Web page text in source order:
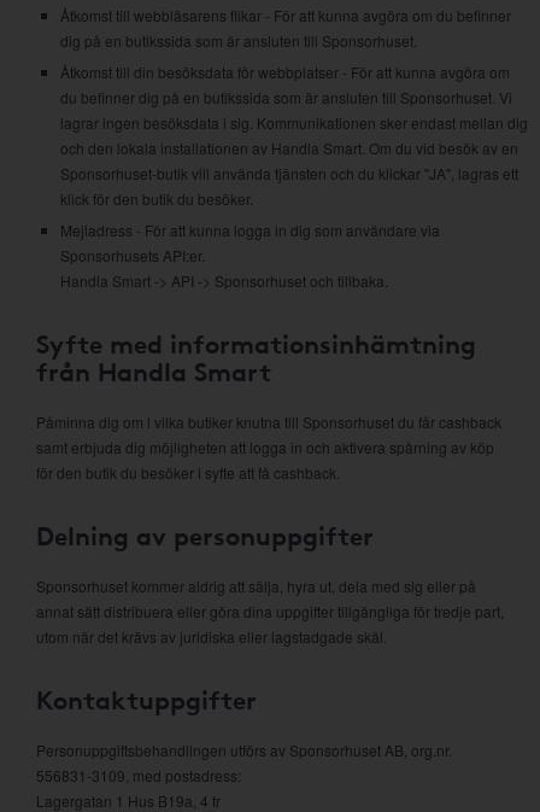
Åtkomst till webbläsarens flikar - För att kunna avgöra om du befinner
dig på en butikssida som är ansluten till Sponsorhuset.
Åtkomst till din besöksdata för webbplatser - För att kunna avgöra om
du befinner dig på en butikssida som är ansluten till Sponsorhuset. Vi
lagrar ingen besöksdata i sig. Kommunikationen sker endast mellan dig
och den lokala installationen av Handla Smart. Om du vid besök av en
Sponsorhuset-butik vill använda tjänsten och du klickar "JA", lagras ett
klick för den butik du besöker.
Mejladress - För att kunna logga in dig som användare via
Sponsorhusets API:er.
Handla Smart -> API -> Sponsorhuset och tillbaka.
Syfte med informationsinhämtning
från Handla Smart
Påminna dig om i vilka butiker knutna till Sponsorhuset du får cashback
samt erbjuda dig möjligheten att logga in och aktivera spårning av köp
för den butik du besöker i syfte att få cashback.
Delning av personuppgifter
Sponsorhuset kommer aldrig att sälja, hyra ut, dela med sig eller på
annat sätt distribuera eller göra dina uppgifter tillgängliga för tredje part,
utom när det krävs av juridiska eller lagstadgade skäl.
Kontaktuppgifter
Personuppgiftsbehandlingen utförs av Sponsorhuset AB, org.nr.
556831-3109, med postadress:
Lagergatan 1 Hus B19a, 4 tr